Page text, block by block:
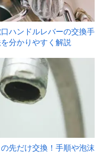
ハンドルレバーの交換手
分かりやすく解説
先だけ交換！手順や泡沫